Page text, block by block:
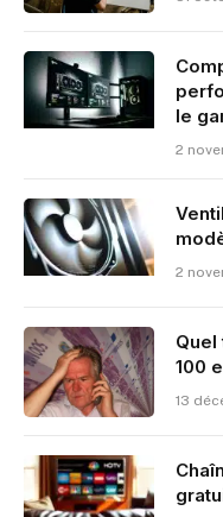
le
2
2
100
13